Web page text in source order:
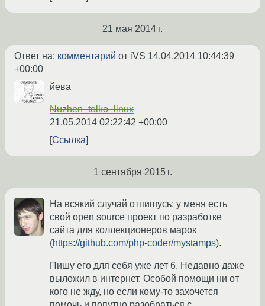
21 мая 2014 г.
Ответ на: комментарий от iVS 14.04.2014 10:44:39
+00:00
йева
Nuzhen_tolko_linux
21.05.2014 02:22:42 +00:00
Ссылка
1 сентября 2015 г.
На всякий случай отпишусь: у меня есть
свой open source проект по разработке
сайта для коллекционеров марок
(https://github.com/php-coder/mystamps).
Пишу его для себя уже лет 6. Недавно даже
выложил в интернет. Особой помощи ни от
кого не жду, но если кому-то захочется